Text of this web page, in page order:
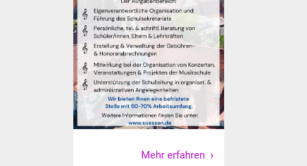
Stadtarchiv
Zehntscheuer
Bürgerhaus
Kulturhalle
Mehr erfahren